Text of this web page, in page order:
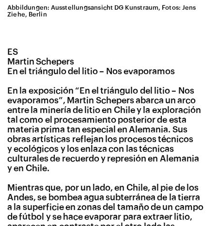
Abbildungen: Ausstellungsansicht DG Kunstraum, Fotos: Jens
Ziehe, Berlin
ES
Martin Schepers
En el triángulo del litio – Nos evaporamos
En la exposición “En el triángulo del litio – Nos
evaporamos”, Martin Schepers abarca un arco
entre la minería de litio en Chile y la exploración
tal como el procesamiento posterior de esta
materia prima tan especial en Alemania. Sus
obras artísticas reflejan los procesos técnicos
y ecológicos y los enlaza con las técnicas
culturales de recuerdo y represión en Alemania
y en Chile.
Mientras que, por un lado, en Chile, al pie de los
Andes, se bombea agua subterránea de la tierra
a la superficie en zonas del tamaño de un campo
de fútbol y se hace evaporar para extraer litio,